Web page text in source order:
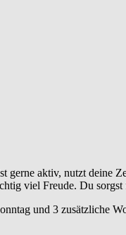
aktiv, nutzt deine
viel Freude. Du
und 3 zusätzliche